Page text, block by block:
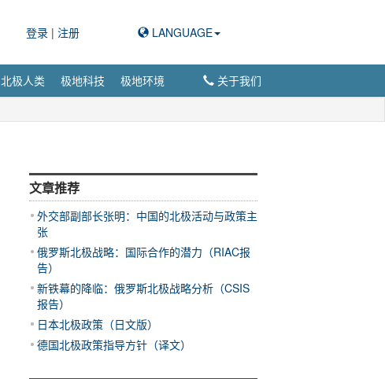
登录 | 注册 LANGUAGE
北极人类 极地科技 极地环境
关于我们
文章推荐
外交部副部长张明：中国的北极活动与政策主
张
俄罗斯北极战略：国际合作的潜力（RIAC报
告）
新铁幕的降临：俄罗斯北极战略分析（CSIS
报告）
日本北极政策（日文版）
德国北极政策指导方针（译文）